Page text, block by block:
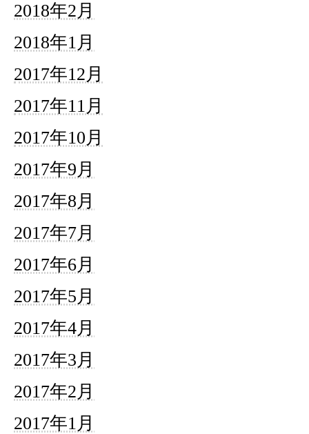
2018年2月
2018年1月
2017年12月
2017年11月
2017年10月
2017年9月
2017年8月
2017年7月
2017年6月
2017年5月
2017年4月
2017年3月
2017年2月
2017年1月